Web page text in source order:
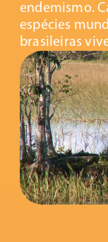
endemismo.
espécies
brasileiras